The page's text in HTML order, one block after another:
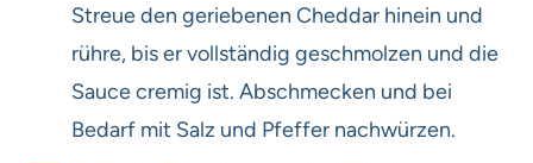
Streue den geriebenen Cheddar hinein und
rühre, bis er vollständig geschmolzen und die
Sauce cremig ist. Abschmecken und bei
Bedarf mit Salz und Pfeffer nachwürzen.